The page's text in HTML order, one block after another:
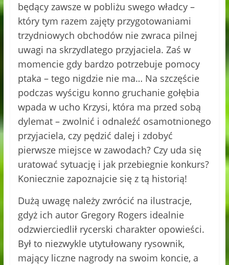
będący zawsze w pobliżu swego władcy –
który tym razem zajęty przygotowaniami
trzydniowych obchodów nie zwraca pilnej
uwagi na skrzydlatego przyjaciela. Zaś w
momencie gdy bardzo potrzebuje pomocy
ptaka – tego nigdzie nie ma… Na szczęście
podczas wyścigu konno gruchanie gołębia
wpada w ucho Krzysi, która ma przed sobą
dylemat – zwolnić i odnaleźć osamotnionego
przyjaciela, czy pędzić dalej i zdobyć
pierwsze miejsce w zawodach? Czy uda się
uratować sytuację i jak przebiegnie konkurs?
Koniecznie zapoznajcie się z tą historią!
Dużą uwagę należy zwrócić na ilustracje,
gdyż ich autor Gregory Rogers idealnie
odzwierciedlił rycerski charakter opowieści.
Był to niezwykle utytułowany rysownik,
mający liczne nagrody na swoim koncie, a